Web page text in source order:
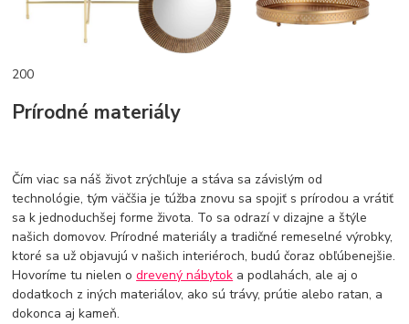
200
Prírodné materiály
Čím viac sa náš život zrýchľuje a stáva sa závislým od
technológie, tým väčšia je túžba znovu sa spojiť s prírodou a vrátiť
sa k jednoduchšej forme života. To sa odrazí v dizajne a štýle
našich domovov. Prírodné materiály a tradičné remeselné výrobky,
ktoré sa už objavujú v našich interiéroch, budú čoraz obľúbenejšie.
Hovoríme tu nielen odrevený nábytok a podlahách, ale aj o
dodatkoch z iných materiálov, ako sú trávy, prútie alebo ratan, a
dokonca aj kameň.